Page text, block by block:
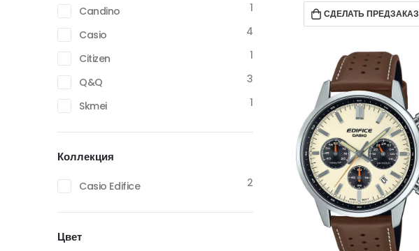
СДЕЛАТЬ ПРЕДЗАКАЗ
Candino
1
Casio
4
Citizen
1
Q&Q
3
Skmei
1
Коллекция
Casio Edifice 2
Цвет